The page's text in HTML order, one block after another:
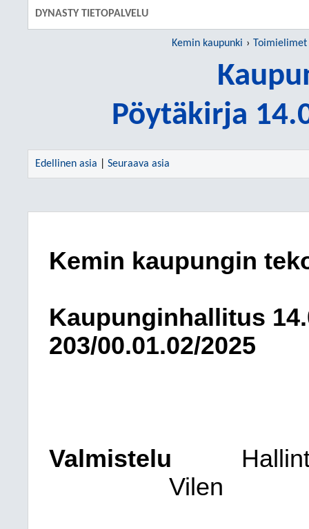
DYNASTY TIETOPALVELU
Kemin kaupunki Toimielimet
Pöytäkirja
Edellinen asia Seuraava asia
Kemin kaupungin
Kaupunginhallitus
203/00.01.02/2025
Valmistelu
Vilen